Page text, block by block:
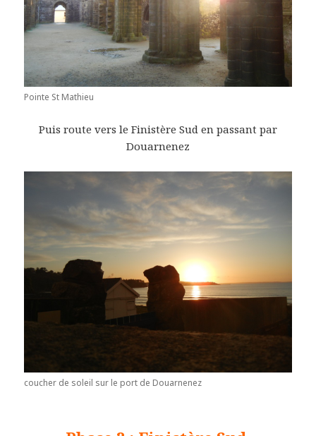
Pointe St Mathieu
Puis route vers le Finistère Sud en passant par
Douarnenez
coucher de soleil sur le port de Douarnenez